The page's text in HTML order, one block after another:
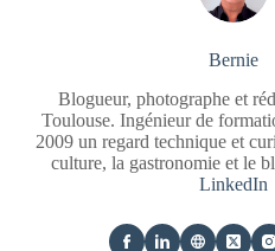
Bernie
Blogueur, photographe et
Toulouse. Ingénieur de
2009 un regard technique et
culture, la gastronomie et le
LinkedIn